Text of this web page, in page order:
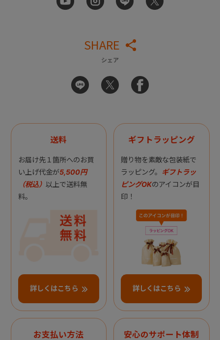
SHARE
シェア
送料
お届け先１箇所へのお買
い上げ代金が5,500円
（税込） 以上で送料無
料。
詳しくはこちら
ギフトラッピング
贈り物を素敵な包装紙で
ラッピング。 ギフトラッ
ピングOKのアイコンが目
印！
詳しくはこちら
お支払い方法 安心のサポート体制